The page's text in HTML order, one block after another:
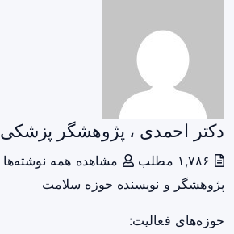
دکتر احمدی ، پژوهشگر پزشکی
مشاهده همه نوشته‌ها
پژوهشگر و نویسنده حوزه سلامت
حوزه‌های فعالیت: